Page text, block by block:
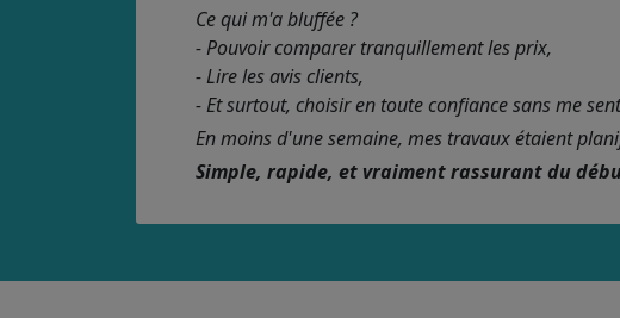
Ce qui m'a bluffée ?
- Pouvoir comparer tranquillement les prix,
- Lire les avis clients,
- Et surtout, choisir en toute confiance sans me
En moins d'une semaine, mes travaux étaient
Simple, rapide, et vraiment rassurant du